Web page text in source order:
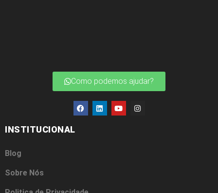
Como podemos ajudar?
INSTITUCIONAL
Blog
Sobre Nós